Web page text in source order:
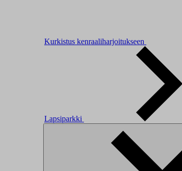
Kurkistus kenraaliharjoitukseen
Lapsiparkki